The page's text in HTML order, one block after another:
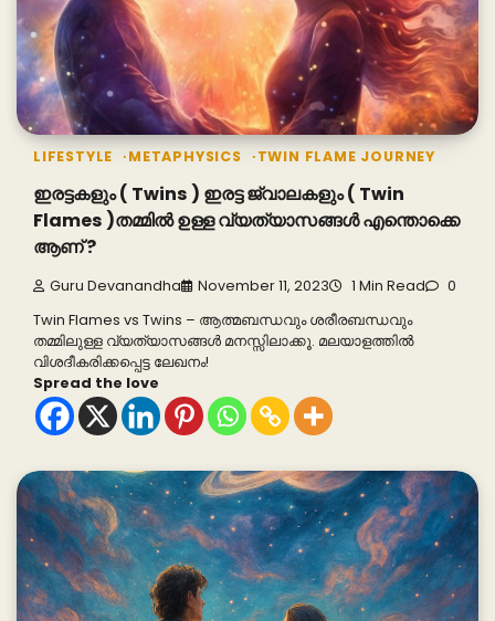
LIFESTYLE METAPHYSICS TWIN FLAME JOURNEY
ഇരട്ടകളും ( Twins ) ഇരട്ട ജ്വാലകളും ( Twin
Flames )തമ്മിൽ ഉള്ള വ്യത്യാസങ്ങൾ എന്തൊക്കെ
ആണ് ?
Guru Devanandha November 11, 2023 1 Min Read 0
Twin Flames vs Twins – ആത്മബന്ധവും ശരീരബന്ധവും
തമ്മിലുള്ള വ്യത്യാസങ്ങൾ മനസ്സിലാക്കൂ. മലയാളത്തിൽ
വിശദീകരിക്കപ്പെട്ട ലേഖനം!
Spread the love